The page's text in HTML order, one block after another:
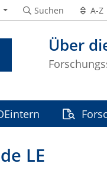
Über
Suchen A-Z
LE